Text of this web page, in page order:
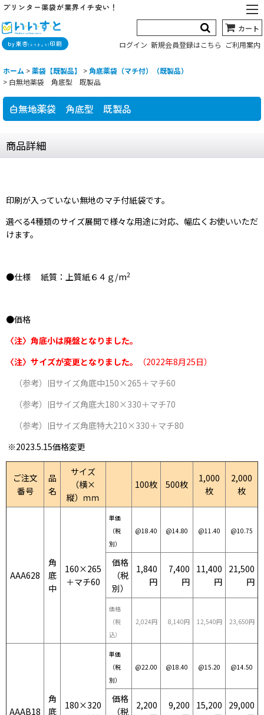
プリンター薬袋が業界イチ安い！
by東杏(とうきょう) 印刷
カート
ログイン 新規会員登録はこちら ご利用案内
ホーム >薬袋【既製品】 >角底薬袋（マチ付）（既製品）
> 白無地薬袋 角底型 既製品
白無地薬袋 角底型 既製品
商品詳細
印刷が入っていない無地のマチ付紙袋です。
選べる4種類のサイズ展開で様々な用途に対応、幅広くお使いいただ
けます。
●仕様 紙質：上質紙６４ｇ/m2
●価格
〈注〉角底小は廃盤となりました。
〈注〉サイズが変更となりました。
（2022年8月25日）
（参考）旧サイズ角底中150×265＋マチ60
（参考）旧サイズ角底大180×330＋マチ70
（参考）旧サイズ角底特大210×330＋マチ80
※2023.5.15価格変更
ご注文
番号
品
名
サイズ
（横×
縦）ｍｍ
100枚 500枚
1,000
枚
2,000
枚
AAA628
角
底
中
160×265
＋マチ60
単価
（税
別）
@18.40 @14.80 @11.40 @10.75
価格
（税
別）
1,840
円
7,400
円
11,400
円
21,500
円
価格
（税
込）
2,024円 8,140円 12,540円 23,650円
AAAB18
角
底
180×320
単価
（税
別）
@22.00 @18.40 @15.20 @14.50
価格
（税
2,200
9,200
15,200
29,000